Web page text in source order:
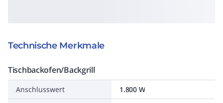
Technische Merkmale
Tischbackofen/Backgrill
Anschlusswert
1.800 W